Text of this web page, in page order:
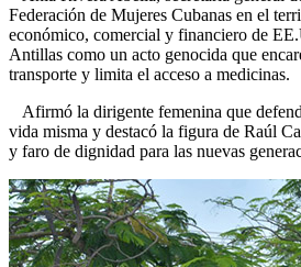
Federación de Mujeres Cubanas en el
económico, comercial y financiero de
Antillas como un acto genocida que
transporte y limita el acceso a medicinas.
Afirmó la dirigente femenina que
vida misma y destacó la figura de Raúl
y faro de dignidad para las nuevas